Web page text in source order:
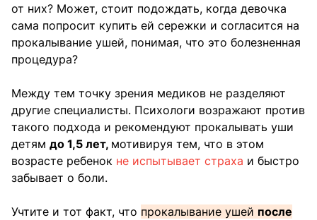
от них? Может, стоит подождать, когда девочка
сама попросит купить ей сережки и согласится на
прокалывание ушей, понимая, что это болезненная
процедура?
Между тем точку зрения медиков не разделяют
другие специалисты. Психологи возражают против
такого подхода и рекомендуют прокалывать уши
детям до 1,5 лет, мотивируя тем, что в этом
возрасте ребенок не испытывает страха и быстро
забывает о боли.
Учтите и тот факт, что прокалывание ушей после